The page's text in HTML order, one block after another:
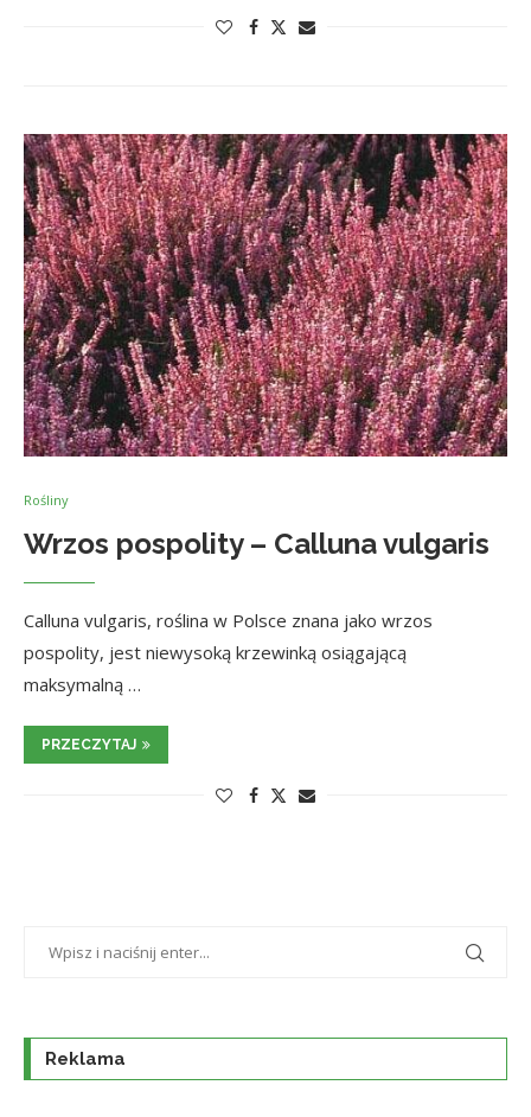
Rośliny
Wrzos pospolity – Calluna vulgaris
Calluna vulgaris, roślina w Polsce znana jako wrzos
pospolity, jest niewysoką krzewinką osiągającą
maksymalną …
PRZECZYTAJ
Reklama